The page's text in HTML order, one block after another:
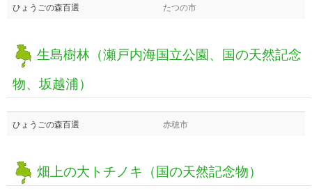
ひょうごの森百選 たつの市
物、坂越浦）
ひょうごの森百選 赤穂市
畑上の大トチノキ（国の天然記念物）